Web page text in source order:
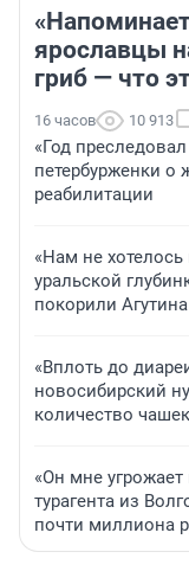
ярославцы
гриб — что
16 часов 10 913
«Год
петербурженки о
реабилитации
«Нам не
уральской
покорили
«Вплоть до
новосибирский
количество чашек
«Он мне
турагента из
почти миллиона